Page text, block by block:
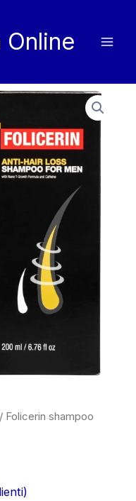
Online
/ Folicerin shampoo